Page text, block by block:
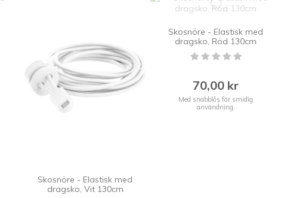
Skosnöre - Elastisk med
dragsko, Vit 130cm
Skosnöre - Elastisk med
dragsko, Röd 130cm
70,00 kr
Med snabblås för smidig
användning.